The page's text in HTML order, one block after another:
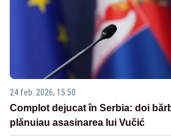
24 feb. 2026, 15:50
Complot dejucat în Serbia: doi
plănuiau asasinarea lui Vučić